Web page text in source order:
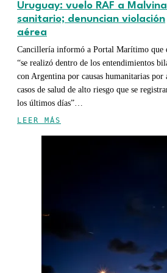
Uruguay: vuelo RAF a
sanitario; denuncian violación
aérea
Cancillería informó a Portal Marítimo que
“se realizó dentro de los entendimientos
con Argentina por causas humanitarias por
casos de salud de alto riesgo que se
los últimos días”…
LEER MÁS